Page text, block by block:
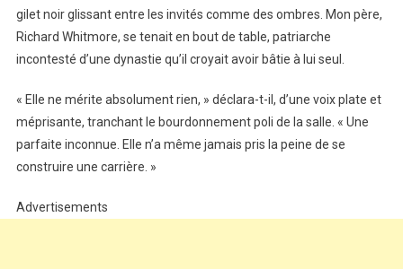
gilet noir glissant entre les invités comme des ombres. Mon père,
Richard Whitmore, se tenait en bout de table, patriarche
incontesté d’une dynastie qu’il croyait avoir bâtie à lui seul.
« Elle ne mérite absolument rien, » déclara-t-il, d’une voix plate et
méprisante, tranchant le bourdonnement poli de la salle. « Une
parfaite inconnue. Elle n’a même jamais pris la peine de se
construire une carrière. »
Advertisements